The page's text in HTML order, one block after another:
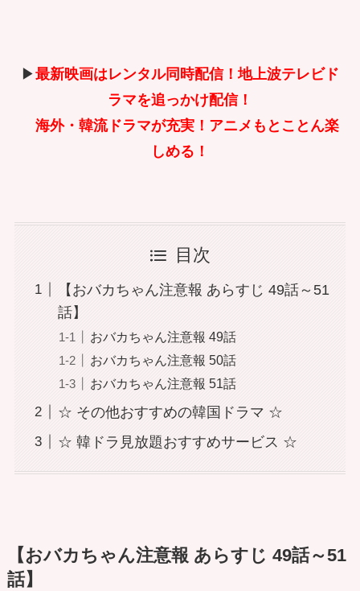
▶最新映画はレンタル同時配信！地上波テレビド
ラマを追っかけ配信！
海外・韓流ドラマが充実！アニメもとことん楽
しめる！
目次
【おバカちゃん注意報 あらすじ 49話～51
話】
おバカちゃん注意報 49話
おバカちゃん注意報 50話
おバカちゃん注意報 51話
☆ その他おすすめの韓国ドラマ ☆
☆ 韓ドラ見放題おすすめサービス ☆
【おバカちゃん注意報 あらすじ 49話～51
話】